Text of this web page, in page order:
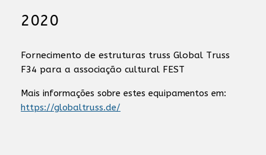
2020
Fornecimento de estruturas truss Global Truss
F34 para a associação cultural FEST
Mais informações sobre estes equipamentos em:
https://globaltruss.de/